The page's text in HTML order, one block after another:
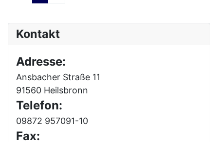
Kontakt
Adresse:
Ansbacher Straße 11
91560 Heilsbronn
Telefon:
09872 957091-10
Fax: